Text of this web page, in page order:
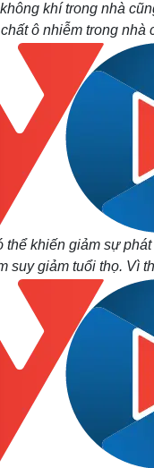
khí trong nhà
ô nhiễm trong nhà
khiến giảm sự
suy giảm tuổi thọ. Vì